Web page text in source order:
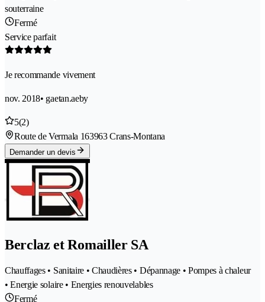
souterraine
Fermé
Service parfait
Je recommande vivement
nov. 2018• gaetan.aeby
5(2)
Route de Vermala 163963 Crans-Montana
Demander un devis
Berclaz et Romailler SA
Chauffages • Sanitaire • Chaudières • Dépannage • Pompes à chaleur
• Energie solaire • Energies renouvelables
Fermé